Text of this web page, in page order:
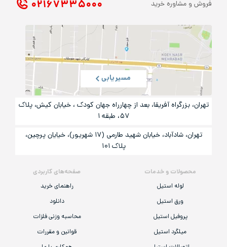
محصولات و خدمات
لوله استیل
ورق استیل
پروفیل استیل
میلگرد استیل
صفحه‌های کاربردی
راهنمای خرید
دانلود
محاسبه وزنی فلزات
قوانین و مقررات
فروش و مشاوره خرید ۰۲۱ ۶۷۳۳۵۰۰۰
مسیریابی
تهران، بزرگراه آفریقا، بعد از چهارراه جهان کودک ، خیابان کیش، پلاک
۵۷، طبقه ۱
تهران، شادآباد، خیابان شهید طارمی (۱۷ شهریور)، خیایان پرچین،
پلاک ۱۰۱